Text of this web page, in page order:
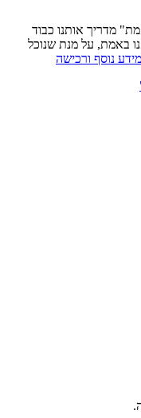
מדריך אותנו כבוד
באמת, על מנת שנוכל
נוסף ורכישה